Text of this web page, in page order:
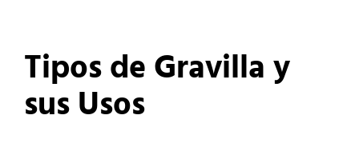
Tipos de Gravilla y
sus Usos